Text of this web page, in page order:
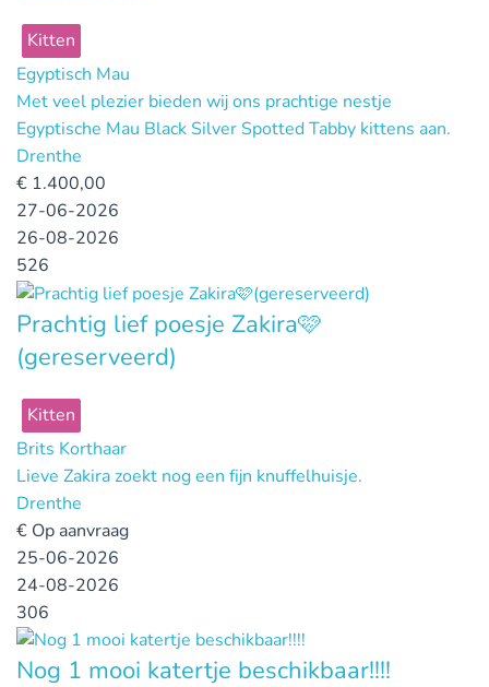
Kitten
Egyptisch Mau
Met veel plezier bieden wij ons prachtige nestje
Egyptische Mau Black Silver Spotted Tabby kittens aan.
Drenthe
€ 1.400,00
27-06-2026
26-08-2026
526
Prachtig lief poesje Zakira🩷
(gereserveerd)
Kitten
Brits Korthaar
Lieve Zakira zoekt nog een fijn knuffelhuisje.
Drenthe
€ Op aanvraag
25-06-2026
24-08-2026
306
Nog 1 mooi katertje beschikbaar!!!!